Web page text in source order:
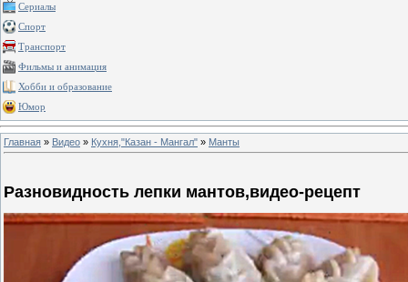
Сериалы
Спорт
Транспорт
Фильмы и анимация
Хобби и образование
Юмор
Главная » Видео » Кухня,"Казан - Мангал" » Манты
Разновидность лепки мантов,видео-рецепт